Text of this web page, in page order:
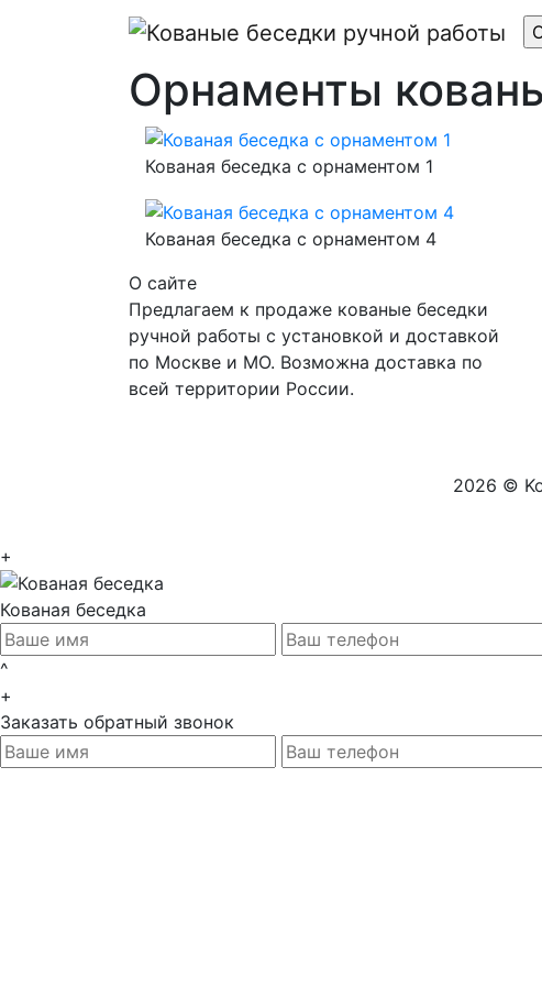
Орнаменты
Кованая беседка с орнаментом 1
Кованая беседка с орнаментом 4
О сайте
Предлагаем к продаже кованые беседки
ручной работы с установкой и доставкой
по Москве и МО. Возможна доставка по
всей территории России.
2026 ©
+
Кованая беседка
^
+
Заказать обратный звонок